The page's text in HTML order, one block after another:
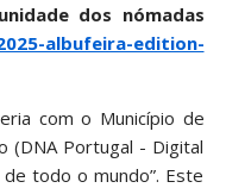
dos nómadas
albufeira-edition-
com o Município de
(DNA Portugal - Digital
todo o mundo”. Este